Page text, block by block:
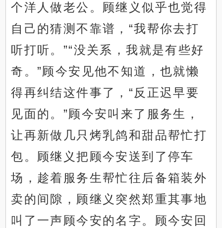
个洋人做老公。顾继义似乎也觉得
自己的猜测不靠谱，“我帮你去打
听打听。”“没关系，我就是有些好
奇。”顾今安见他不知道，也就懒
得再纠结这件事了，“反正迟早要
见面的。”顾今安叫来了服务生，
让再新做几只烤乳鸽和甜品帮忙打
包。顾继义把顾今安送到了停车
场，趁着服务生帮忙往后备箱装外
卖的间隙，顾继义突然郑重其事地
叫了一声顾今安的名字。顾今安回